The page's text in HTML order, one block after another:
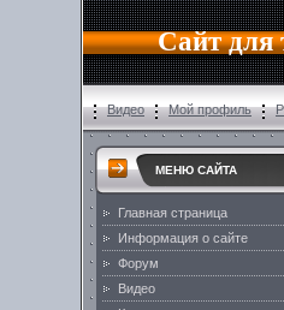
Сайт для
Видео Мой профиль
МЕНЮ САЙТА
Главная страница
Информация о сайте
Форум
Видео